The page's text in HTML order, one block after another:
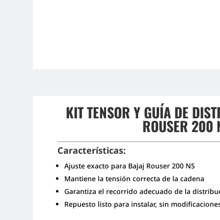
KIT TENSOR Y GUÍA DE
ROUSER 200
Características:
Ajuste exacto para Bajaj Rouser 200 NS
Mantiene la tensión correcta de la cadena
Garantiza el recorrido adecuado de la
Repuesto listo para instalar, sin